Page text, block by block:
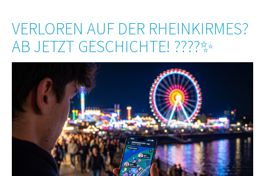
VERLOREN AUF DER RHEINKIRMES?
AB JETZT GESCHICHTE! ????✨